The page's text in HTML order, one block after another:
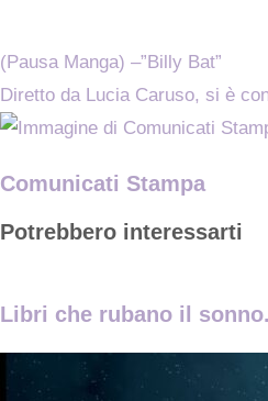
(Pausa Manga) –”Billy Bat”
Diretto da Lucia Caruso, si è
Comunicati Stampa
Potrebbero interessarti
Libri che rubano il